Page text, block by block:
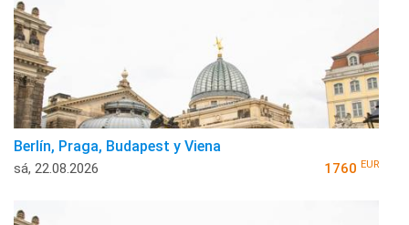
Berlín, Praga, Budapest y Viena
sá, 22.08.2026 1760 EUR